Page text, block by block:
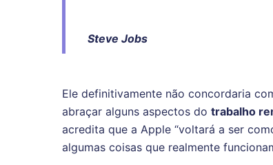
Steve Jobs
Ele definitivamente não concordaria
abraçar alguns aspectos do trabalho
acredita que a Apple “voltará a ser
algumas coisas que realmente